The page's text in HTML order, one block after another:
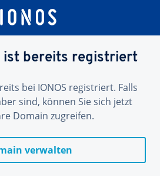
ist bereits registriert
bei IONOS registriert. Falls
sind, können Sie sich jetzt
Domain zugreifen.
verwalten